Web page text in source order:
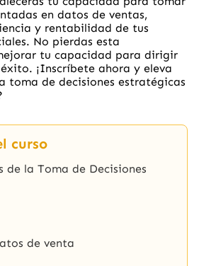
en datos de ventas,
y rentabilidad de tus
No pierdas esta
tu capacidad para dirigir
¡Inscríbete ahora y eleva
toma de decisiones estratégicas
curso
de la Toma de Decisiones
de venta